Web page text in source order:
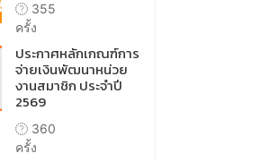
355
ครั้ง
ประกาศหลักเกณฑ์การ
จ่ายเงินพัฒนาหน่วย
งานสมาชิก ประจำปี
2569
360
ครั้ง